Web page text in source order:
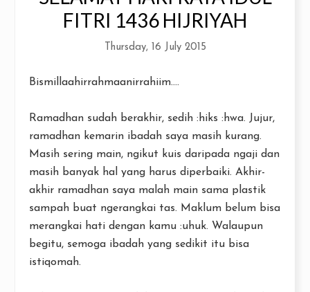
FITRI 1436 HIJRIYAH
Thursday, 16 July 2015
Bismillaahirrahmaanirrahiim....
Ramadhan sudah berakhir, sedih :hiks :hwa. Jujur,
ramadhan kemarin ibadah saya masih kurang.
Masih sering main, ngikut kuis daripada ngaji dan
masih banyak hal yang harus diperbaiki. Akhir-
akhir ramadhan saya malah main sama plastik
sampah buat ngerangkai tas. Maklum belum bisa
merangkai hati dengan kamu :uhuk. Walaupun
begitu, semoga ibadah yang sedikit itu bisa
istiqomah.